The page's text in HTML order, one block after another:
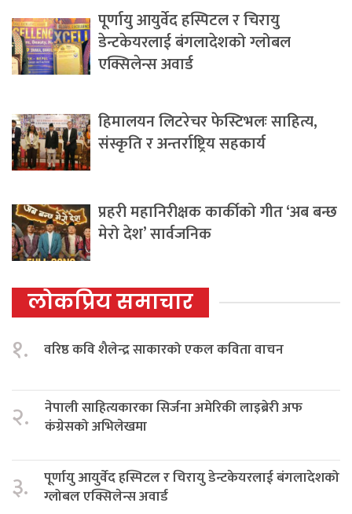
पूर्णायु आयुर्वेद हस्पिटल र चिरायु
डेन्टकेयरलाई बंगलादेशको ग्लोबल
एक्सिलेन्स अवार्ड
हिमालयन लिटरेचर फेस्टिभलः साहित्य,
संस्कृति र अन्तर्राष्ट्रिय सहकार्य
प्रहरी महानिरीक्षक कार्कीको गीत ‘अब बन्छ
मेरो देश’ सार्वजनिक
लोकप्रिय समाचार
१. वरिष्ठ कवि शैलेन्द्र साकारको एकल कविता वाचन
२.
नेपाली साहित्यकारका सिर्जना अमेरिकी लाइब्रेरी अफ
कंग्रेसको अभिलेखमा
३.
पूर्णायु आयुर्वेद हस्पिटल र चिरायु डेन्टकेयरलाई बंगलादेशको
ग्लोबल एक्सिलेन्स अवार्ड